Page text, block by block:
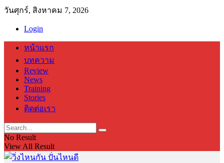
วันศุกร์, สิงหาคม 7, 2026
Login
หน้าแรก
บทความ
Review
News
Training
Stories
ติดต่อเรา
No Result
View All Result